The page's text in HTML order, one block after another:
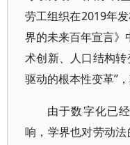
劳工组织在2019年
界的未来百年宣言》
术创新、人口结构
驱动的根本性变革”
由于数字化已
响，学界也对劳动法